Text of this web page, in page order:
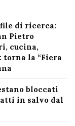
di ricerca:
Pietro
cucina,
la “Fiera
bloccati
in salvo dal